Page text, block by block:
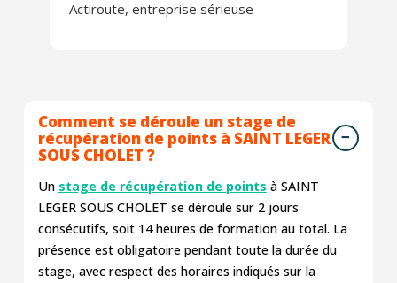
Actiroute, entreprise sérieuse
Comment se déroule un stage de
récupération de points à SAINT LEGER
SOUS CHOLET ?
Un stage de récupération de points à SAINT
LEGER SOUS CHOLET se déroule sur 2 jours
consécutifs, soit 14 heures de formation au total. La
présence est obligatoire pendant toute la durée du
stage, avec respect des horaires indiqués sur la